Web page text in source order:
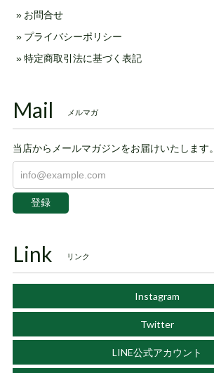
お問合せ
プライバシーポリシー
特定商取引法に基づく表記
Mail メルマガ
当店からメールマガジンをお届けいたします。
登録
Link リンク
Instagram
Twitter
LINE公式アカウント